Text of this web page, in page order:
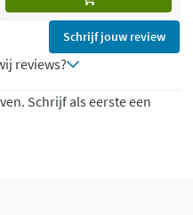
Schrijf jouw review
reviews?
Schrijf als eerste een